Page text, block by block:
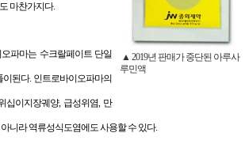
▲ 2019년 판매가 중단된 아루사
루민액
마찬가지다.
파마는 수크랄페이트 단일
된다. 인트로바이오파마의
십이지장궤양, 급성위염, 만
니라 역류성식도염에도 사용할 수 있다.